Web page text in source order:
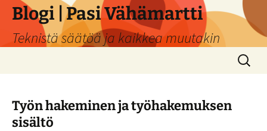
Siirry
sisältöön
Blogi | Pasi Vähämartti
Teknistä säätöä ja kaikkea muutakin
Haku:
Työn hakeminen ja työhakemuksen
sisältö